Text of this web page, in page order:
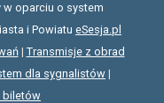
oparciu o system
i Powiatu eSesja.pl
| Transmisje z obrad
dla sygnalistów |
biletów